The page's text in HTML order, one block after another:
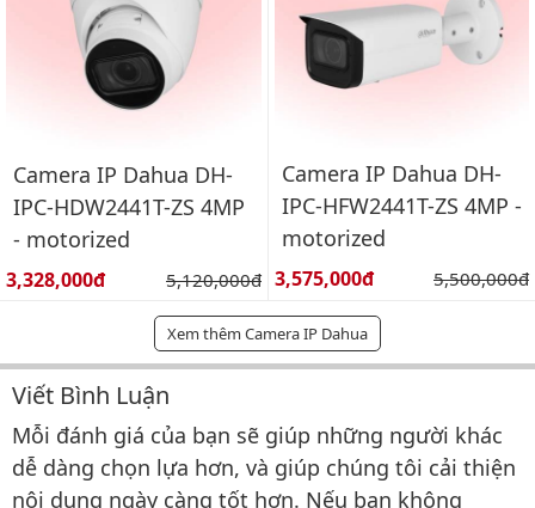
Camera IP Dahua DH-
IPC-HDW2441T-ZS 4MP
- motorized
Giá bán:
3,328,000đ Giá gốc:
5,120,000đ
Camera IP Dahua DH-
IPC-HFW2441T-ZS 4MP -
motorized
Giá bán:
3,575,000đ Giá gốc:
5,500,000đ
Xem thêm Camera IP Dahua
Bình luận & Đánh giá
Viết Bình Luận
Mỗi đánh giá của bạn sẽ giúp những người khác
dễ dàng chọn lựa hơn, và giúp chúng tôi cải thiện
nội dung ngày càng tốt hơn. Nếu bạn không